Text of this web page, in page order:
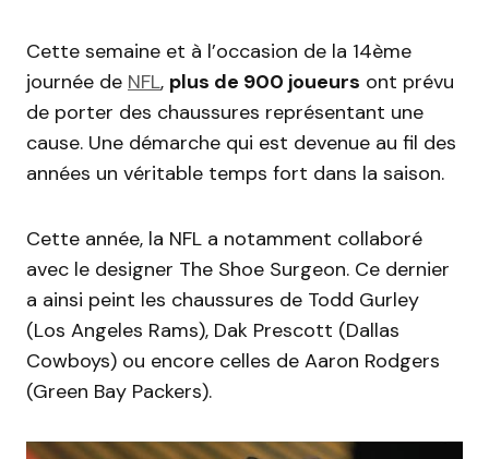
Cette semaine et à l’occasion de la 14ème
journée de NFL, plus de 900 joueurs ont prévu
de porter des chaussures représentant une
cause. Une démarche qui est devenue au fil des
années un véritable temps fort dans la saison.
Cette année, la NFL a notamment collaboré
avec le designer The Shoe Surgeon. Ce dernier
a ainsi peint les chaussures de Todd Gurley
(Los Angeles Rams), Dak Prescott (Dallas
Cowboys) ou encore celles de Aaron Rodgers
(Green Bay Packers).